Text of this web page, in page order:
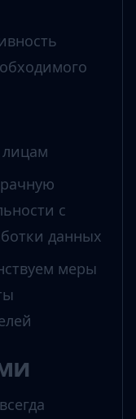
лицам
с
данных
меры